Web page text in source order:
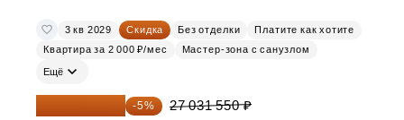
3 кв 2029 Скидка Без отделки
Платите как хотите
Квартира за 2 000 ₽/мес
Мастер-зона с санузлом
Ещё
25 679 973 ₽ -5%
27 031 550 ₽